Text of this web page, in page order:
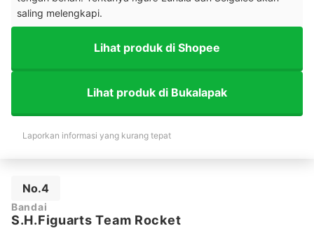
saling melengkapi.
Lihat produk di Shopee
Lihat produk di Bukalapak
Laporkan informasi yang kurang tepat
No.4
Bandai
S.H.Figuarts Team Rocket